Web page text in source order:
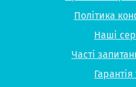
Політика
Наші
Часті